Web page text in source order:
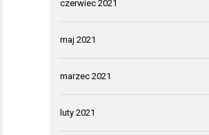
czerwiec 2021
maj 2021
marzec 2021
luty 2021